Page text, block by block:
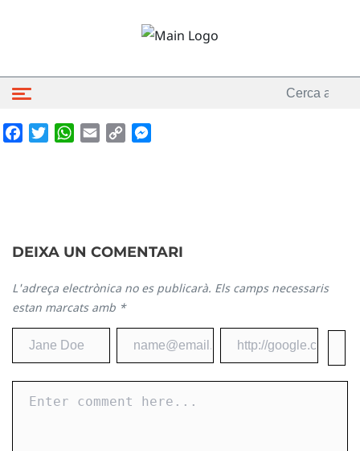
FacebookTwitterWhatsApp
Email Copy
DEIXA UN COMENTARI
L'adreça electrònica no es publicarà. Els camps necessaris
estan marcats amb *